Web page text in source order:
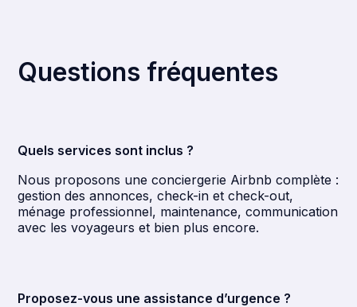
Questions fréquentes
Quels services sont inclus ?
Nous proposons une conciergerie Airbnb complète :
gestion des annonces, check-in et check-out,
ménage professionnel, maintenance, communication
avec les voyageurs et bien plus encore.
Proposez-vous une assistance d’urgence ?